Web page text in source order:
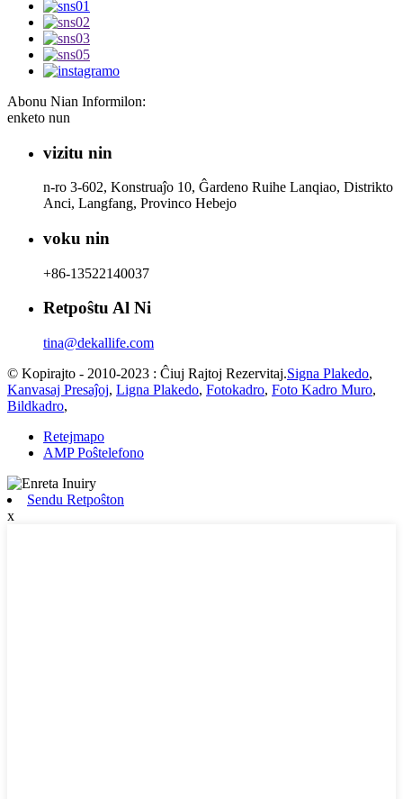
Abonu Nian Informilon:
enketo nun
vizitu nin
n-ro 3-602, Konstruaĵo 10, Ĝardeno Ruihe Lanqiao, Distrikto
Anci, Langfang, Provinco Hebejo
voku nin
+86-13522140037
Retpoŝtu Al Ni
tina@dekallife.com
© Kopirajto - 2010-2023 : Ĉiuj Rajtoj Rezervitaj.Signa Plakedo,
Kanvasaj Presaĵoj, Ligna Plakedo, Fotokadro, Foto Kadro Muro,
Bildkadro,
Retejmapo
AMP Poŝtelefono
Sendu Retpoŝton
x